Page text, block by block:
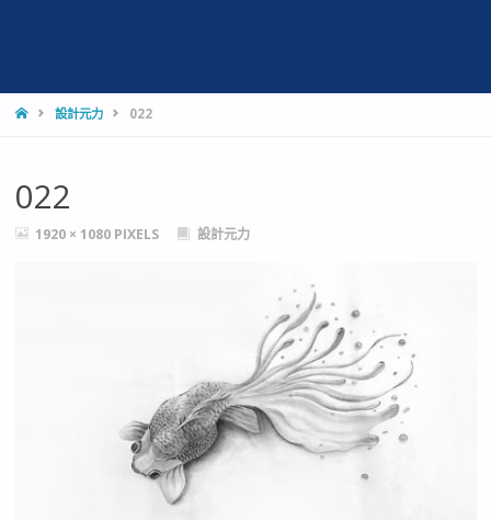
HOME設計元力 022
022
FULL1920 × 1080 PIXELS 設計元力